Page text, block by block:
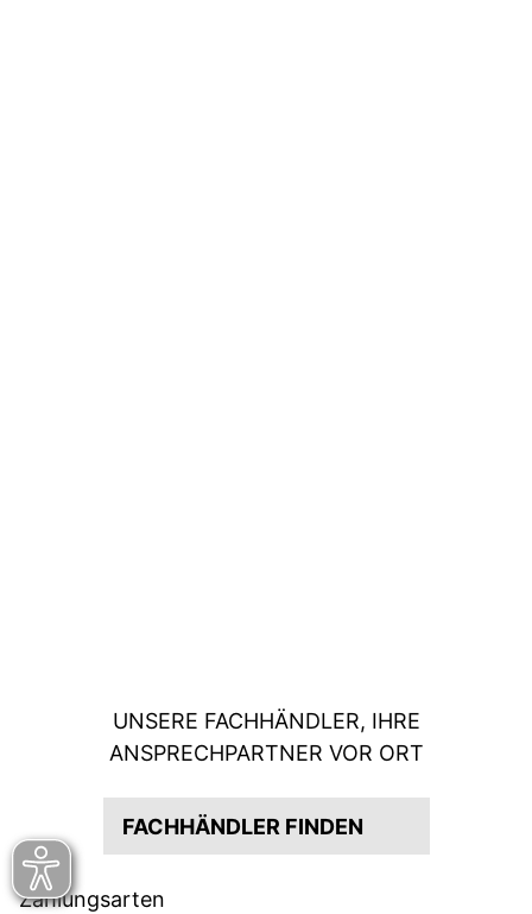
UNSERE FACHHÄNDLER, IHRE
ANSPRECHPARTNER VOR ORT
FACHHÄNDLER FINDEN
Zahlungsarten